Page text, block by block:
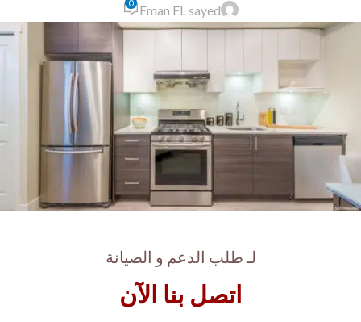
Eman EL sayed
0
لـ طلب الدعم و الصيانة
اتصل بنا الآن